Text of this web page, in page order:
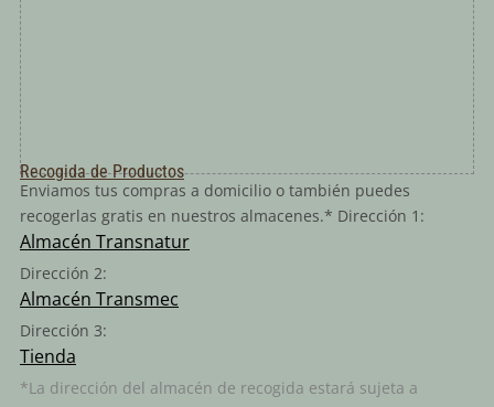
Recogida de Productos
Enviamos tus compras a domicilio o también puedes
recogerlas gratis en nuestros almacenes.* Dirección 1:
Almacén Transnatur
Dirección 2:
Almacén Transmec
Dirección 3:
Tienda
*La dirección del almacén de recogida estará sujeta a